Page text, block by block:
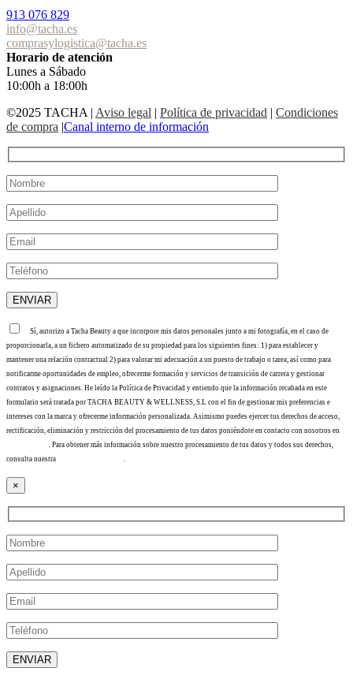
913 076 829
info@tacha.es
comprasylogistica@tacha.es
Horario de atención
Lunes a Sábado
10:00h a 18:00h
©2025 TACHA | Aviso legal | Política de privacidad | Condiciones
de compra |Canal interno de información
Sí, autorizo a Tacha Beauty a que incorpore mis datos personales junto a mi fotografía, en el caso de
proporcionarla, a un fichero automatizado de su propiedad para los siguientes fines: 1) para establecer y
mantener una relación contractual 2) para valorar mi adecuación a un puesto de trabajo o tarea, así como para
notificarme oportunidades de empleo, ofrecerme formación y servicios de transición de carrera y gestionar
contratos y asignaciones. He leído la Política de Privacidad y entiendo que la información recabada en este
formulario será tratada por TACHA BEAUTY & WELLNESS, S.L con el fin de gestionar mis preferencias e
intereses con la marca y ofrecerme información personalizada. Asimismo puedes ejercer tus derechos de acceso,
rectificación, eliminación y restricción del procesamiento de tus datos poniéndote en contacto con nosotros en
. Para obtener más información sobre nuestro procesamiento de tus datos y todos sus derechos,
consulta nuestra
×